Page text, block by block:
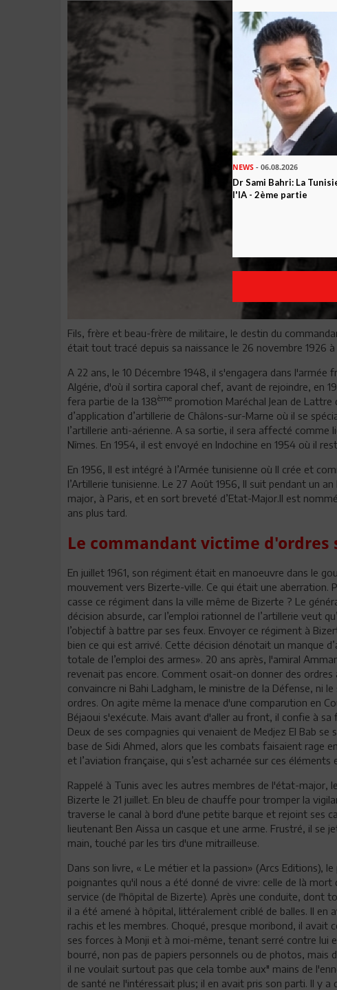
Fils, frère et beau-frère de militaire, le destin du
était tout tracé depuis sa naissance le 26 novembre 1926
A 22 ans, le 10 Décembre 1948, il s'engagera dans l'armée
Algérie, d'où il sortira caporal chef, avant de rejoindre, en
fera partie de la 138ème promotion Maréchal Jean de
d’application d’artillerie de Châlons-sur-Marne où il se
l’artillerie anti-aérienne. A sa sortie, il sera affecté comme
Nîmes. En 1954, il est envoyé en Indochine en 1954 où il
En 1956, Il est intégré à l’Armée tunisienne où Il crée et
l’Artillerie tunisienne. Le 27 Août 1956, Il suit pendant un
major, à Paris, et en sort breveté d’Etat-Major.Il est
ans plus tard.
Le commandant victime d'ordres
En juillet 1961, son régiment était en manoeuvre dans le
mouvement vers Bizerte-ville. Ce qui était une
casse ce régiment dans la ville même de Bizerte ? Le
décision absurde, car l’emploi rationnel de l’artillerie veut
l’objectif à battre par ses feux. Envoyer ce régiment à
bien ce qui est arrivé. Cette décision dénotait un manque
totale de l’emploi des armes». 20 ans après, l'amiral
revenait pas encore. Comment osait-on donner des
convaincre ni Bahi Ladgham, le ministre de la Défense, ni
ordres. On agite même la menace d'une comparution en
Béjaoui s'exécute. Mais avant d'aller au front, il confie à
Deux de ses compagnies qui venaient de Medjez El Bab
base de Sidi Ahmed, alors que les combats faisaient rage
et l’aviation française, qui s’est acharnée sur ces
Rappelé à Tunis avec les autres membres de l'état-major,
Bizerte le 21 juillet. En bleu de chauffe pour tromper la
traverse le canal à bord d'une petite barque et rejoint ses
lieutenant Ben Aissa un casque et une arme. Frustré, il se
main, touché par les tirs d'une mitrailleuse.
Dans son livre, « Le métier et la passion» (Arcs Editions),
poignantes qu'il nous a été donné de vivre: celle de là
service (de l'hôpital de Bizerte). Après une conduite, dont
il a été amené à hôpital, littéralement criblé de balles. Il
rachis et les membres. Choqué, presque moribond, il
ses forces à Monji et à moi-même, tenant serré contre lui
bourré, non pas de papiers personnels ou de photos,
il ne voulait surtout pas que cela tombe aux" mains de
de santé ne l'intéressait plus; il en avait pris son parti. Il y
NEWS - 06.08.2026
Dr Sami Bahri: La
l'IA - 2ème partie